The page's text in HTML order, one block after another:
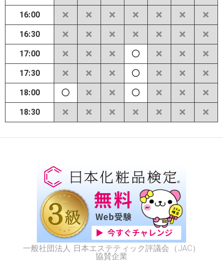
16:00
16:30
17:00
17:30
18:00
18:30
一般社団法人 日本エステティック評議会（JAC）
協賛企業